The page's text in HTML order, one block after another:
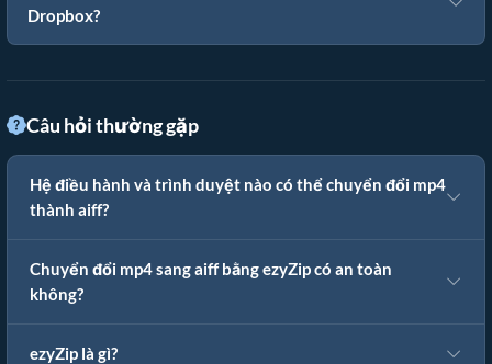
Dropbox?
Câu hỏi thường gặp
Hệ điều hành và trình duyệt nào có thể chuyển đổi mp4
thành aiff?
Chuyển đổi mp4 sang aiff bằng ezyZip có an toàn
không?
ezyZip là gì?